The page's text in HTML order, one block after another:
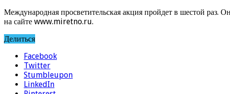
Международная просветительская акция пройдет в шестой
на сайте www.miretno.ru.
Делиться
Facebook
Twitter
Stumbleupon
LinkedIn